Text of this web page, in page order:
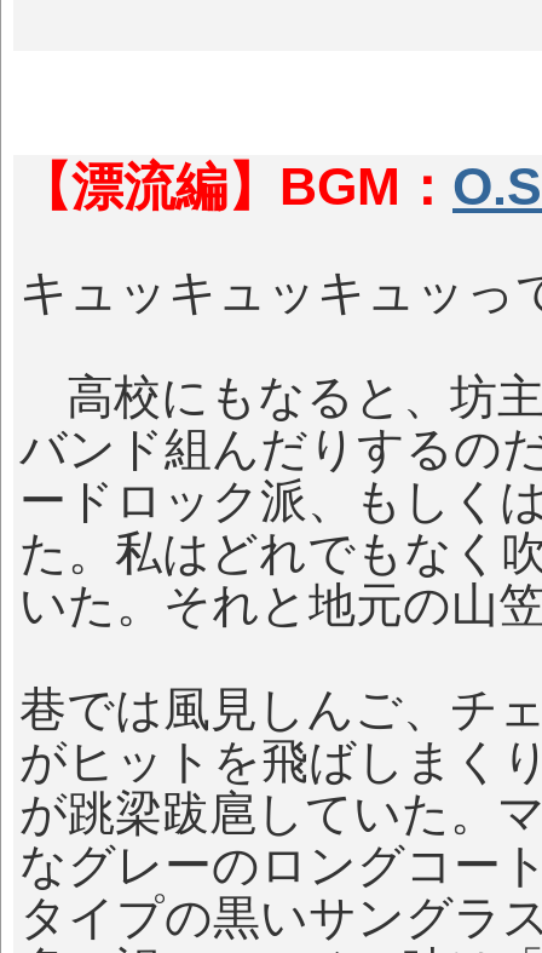
【漂流編】BGM：
キュッキュッキュッっ
高校にもなると、坊
バンド組んだりするの
ードロック派、もしく
た。私はどれでもなく
いた。それと地元の山
巷では風見しんご、チ
がヒットを飛ばしまく
が跳梁跋扈していた。
なグレーのロングコー
タイプの黒いサングラ